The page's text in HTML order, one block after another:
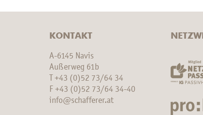
KONTAKT
A-6145 Navis
Außerweg 61b
+43 (0)52 73/64 34
F +43 (0)52 73/64 34-40
info@schafferer.at